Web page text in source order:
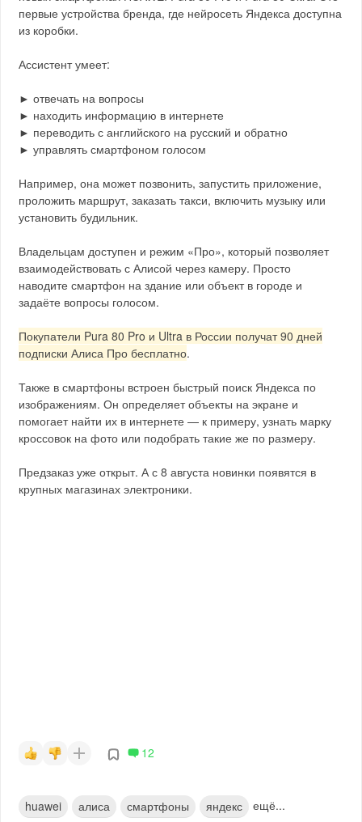
первые устройства бренда, где нейросеть Яндекса доступна
из коробки.
Ассистент умеет:
► отвечать на вопросы
► находить информацию в интернете
► переводить с английского на русский и обратно
► управлять смартфоном голосом
Например, она может позвонить, запустить приложение,
проложить маршрут, заказать такси, включить музыку или
установить будильник.
Владельцам доступен и режим «Про», который позволяет
взаимодействовать с Алисой через камеру. Просто
наводите смартфон на здание или объект в городе и
задаёте вопросы голосом.
Покупатели Pura 80 Pro и Ultra в России получат 90 дней
подписки Алиса Про бесплатно.
Также в смартфоны встроен быстрый поиск Яндекса по
изображениям. Он определяет объекты на экране и
помогает найти их в интернете — к примеру, узнать марку
кроссовок на фото или подобрать такие же по размеру.
Предзаказ уже открыт. А с 8 августа новинки появятся в
крупных магазинах электроники.
12
huawei алиса смартфоны яндекс ещё...